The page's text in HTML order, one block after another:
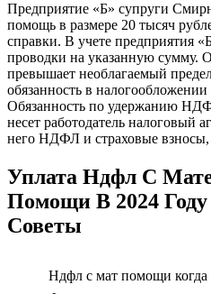
Предприятие «Б» супруги
помощь в размере 20 тысяч
справки. В учете предприятия
проводки на указанную сумму.
превышает необлагаемый
обязанность в налогообложении
Обязанность по удержанию
несет работодатель налоговый
него НДФЛ и страховые взносы,
Уплата Ндфл С
Помощи В 2024
Советы
Ндфл с мат помощи когда